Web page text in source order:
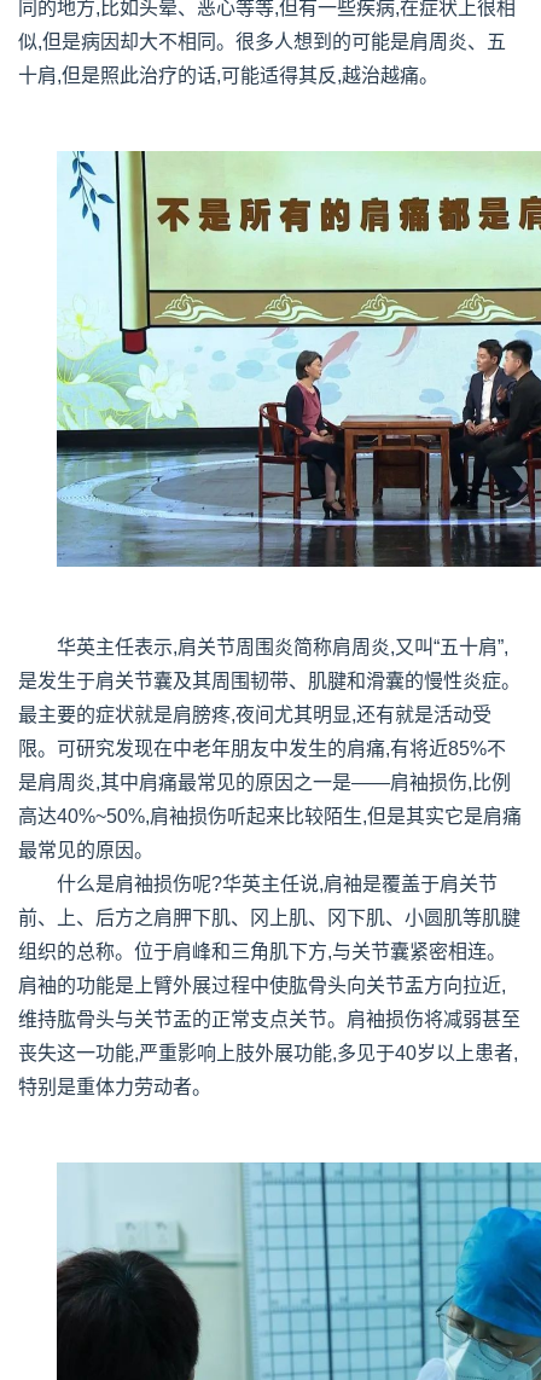
同的地方,比如头晕、恶心等等,但有一些疾病,在症状上很相
似,但是病因却大不相同。很多人想到的可能是肩周炎、五
十肩,但是照此治疗的话,可能适得其反,越治越痛。
华英主任表示,肩关节周围炎简称肩周炎,又叫“五十肩”,
是发生于肩关节囊及其周围韧带、肌腱和滑囊的慢性炎症。
最主要的症状就是肩膀疼,夜间尤其明显,还有就是活动受
限。可研究发现在中老年朋友中发生的肩痛,有将近85%不
是肩周炎,其中肩痛最常见的原因之一是——肩袖损伤,比例
高达40%~50%,肩袖损伤听起来比较陌生,但是其实它是肩痛
最常见的原因。
什么是肩袖损伤呢?华英主任说,肩袖是覆盖于肩关节
前、上、后方之肩胛下肌、冈上肌、冈下肌、小圆肌等肌腱
组织的总称。位于肩峰和三角肌下方,与关节囊紧密相连。
肩袖的功能是上臂外展过程中使肱骨头向关节盂方向拉近,
维持肱骨头与关节盂的正常支点关节。肩袖损伤将减弱甚至
丧失这一功能,严重影响上肢外展功能,多见于40岁以上患者,
特别是重体力劳动者。